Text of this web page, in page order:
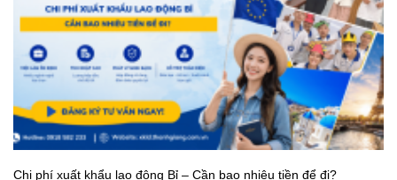
Chi phí xuất khẩu lao động Bỉ – Cần bao nhiêu tiền để đi?